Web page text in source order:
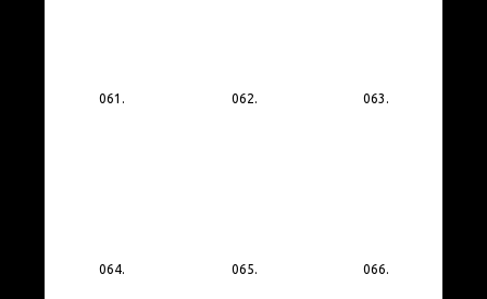
061. 062. 063.
064. 065. 066.